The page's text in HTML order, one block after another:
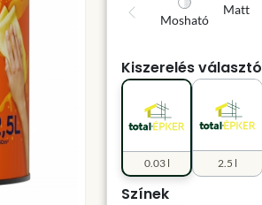
Mosható
Matt
Kiszerelés választó
0.03 l 2.5 l
Színek